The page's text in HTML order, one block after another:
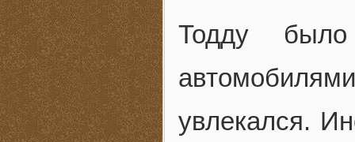
Тодду
увлекался.